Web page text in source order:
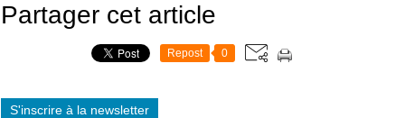
Partager cet article
Repost 0
S'inscrire à la newsletter